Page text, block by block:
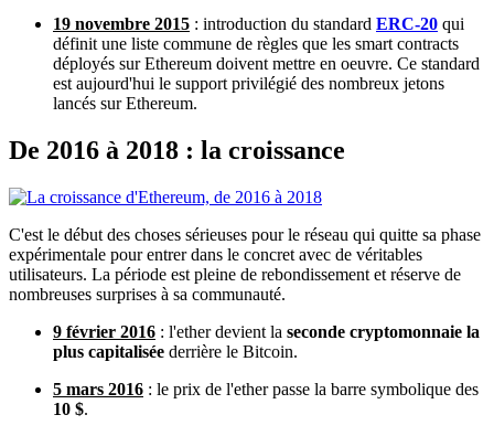
19 novembre 2015 : introduction du standard ERC-20 qui
définit une liste commune de règles que les smart contracts
déployés sur Ethereum doivent mettre en oeuvre. Ce standard
est aujourd'hui le support privilégié des nombreux jetons
lancés sur Ethereum.
De 2016 à 2018 : la croissance
C'est le début des choses sérieuses pour le réseau qui quitte sa phase
expérimentale pour entrer dans le concret avec de véritables
utilisateurs. La période est pleine de rebondissement et réserve de
nombreuses surprises à sa communauté.
9 février 2016 : l'ether devient la seconde cryptomonnaie la
plus capitalisée derrière le Bitcoin.
5 mars 2016 : le prix de l'ether passe la barre symbolique des
10 $.